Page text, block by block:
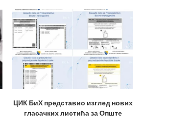
ЦИК БиХ представио изглед нових
гласачких листића за Опште